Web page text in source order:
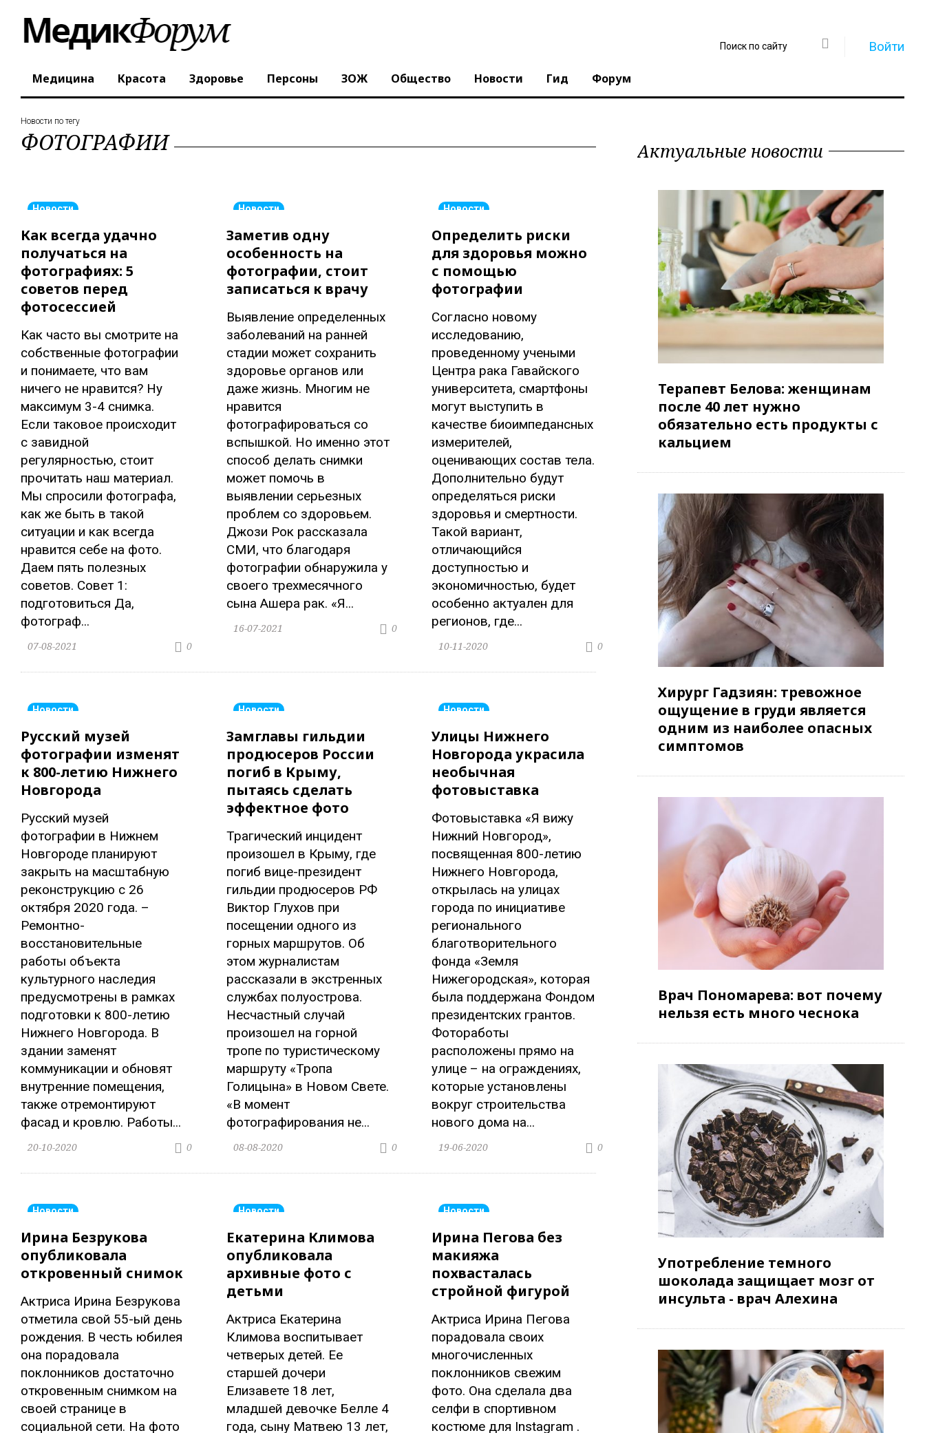
Войти
Регистрация
Медицина Красота Здоровье Персоны ЗОЖ Общество Новости Гид Форум
Новости по тегу
ФОТОГРАФИИ
Новости
Как всегда удачно
получаться на
фотографиях: 5
советов перед
фотосессией
Как часто вы смотрите на
собственные фотографии
и понимаете, что вам
ничего не нравится? Ну
максимум 3-4 снимка.
Если таковое происходит
с завидной
регулярностью, стоит
прочитать наш материал.
Мы спросили фотографа,
как же быть в такой
ситуации и как всегда
нравится себе на фото.
Даем пять полезных
советов. Совет 1:
подготовиться Да,
фотограф...
0
07-08-2021
Новости
Заметив одну
особенность на
фотографии, стоит
записаться к врачу
Выявление определенных
заболеваний на ранней
стадии может сохранить
здоровье органов или
даже жизнь. Многим не
нравится
фотографироваться со
вспышкой. Но именно этот
способ делать снимки
может помочь в
выявлении серьезных
проблем со здоровьем.
Джози Рок рассказала
СМИ, что благодаря
фотографии обнаружила у
своего трехмесячного
сына Ашера рак. «Я...
0
16-07-2021
Новости
Определить риски
для здоровья можно
с помощью
фотографии
Согласно новому
исследованию,
проведенному учеными
Центра рака Гавайского
университета, смартфоны
могут выступить в
качестве биоимпедансных
измерителей,
оценивающих состав тела.
Дополнительно будут
определяться риски
здоровья и смертности.
Такой вариант,
отличающийся
доступностью и
экономичностью, будет
особенно актуален для
регионов, где...
0
10-11-2020
Новости
Русский музей
фотографии изменят
к 800-летию Нижнего
Новгорода
Русский музей
фотографии в Нижнем
Новгороде планируют
закрыть на масштабную
реконструкцию с 26
октября 2020 года. –
Ремонтно-
восстановительные
работы объекта
культурного наследия
предусмотрены в рамках
подготовки к 800-летию
Нижнего Новгорода. В
здании заменят
коммуникации и обновят
внутренние помещения,
также отремонтируют
фасад и кровлю. Работы...
0
20-10-2020
Новости
Замглавы гильдии
продюсеров России
погиб в Крыму,
пытаясь сделать
эффектное фото
Трагический инцидент
произошел в Крыму, где
погиб вице-президент
гильдии продюсеров РФ
Виктор Глухов при
посещении одного из
горных маршрутов. Об
этом журналистам
рассказали в экстренных
службах полуострова.
Несчастный случай
произошел на горной
тропе по туристическому
маршруту «Тропа
Голицына» в Новом Свете.
«В момент
фотографирования не...
0
08-08-2020
Новости
Улицы Нижнего
Новгорода украсила
необычная
фотовыставка
Фотовыставка «Я вижу
Нижний Новгород»,
посвященная 800-летию
Нижнего Новгорода,
открылась на улицах
города по инициативе
регионального
благотворительного
фонда «Земля
Нижегородская», которая
была поддержана Фондом
президентских грантов.
Фотоработы
расположены прямо на
улице – на ограждениях,
которые установлены
вокруг строительства
нового дома на...
0
19-06-2020
Новости
Ирина Безрукова
опубликовала
откровенный снимок
Актриса Ирина Безрукова
отметила свой 55-ый день
рождения. В честь юбилея
она порадовала
поклонников достаточно
откровенным снимком на
своей странице в
социальной сети. На фото
Новости
Екатерина Климова
опубликовала
архивные фото с
детьми
Актриса Екатерина
Климова воспитывает
четверых детей. Ее
старшей дочери
Елизавете 18 лет,
младшей девочке Белле 4
года, сыну Матвею 13 лет,
Новости
Ирина Пегова без
макияжа
похвасталась
стройной фигурой
Актриса Ирина Пегова
порадовала своих
многочисленных
поклонников свежим
фото. Она сделала два
селфи в спортивном
костюме для Instagram .
Актуальные новости
Терапевт Белова: женщинам
после 40 лет нужно
обязательно есть продукты с
кальцием
Хирург Гадзиян: тревожное
ощущение в груди является
одним из наиболее опасных
симптомов
Врач Пономарева: вот почему
нельзя есть много чеснока
Употребление темного
шоколада защищает мозг от
инсульта - врач Алехина